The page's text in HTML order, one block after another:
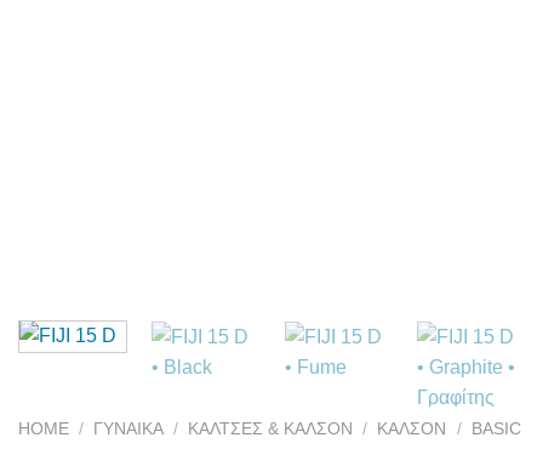
HOME / ΓΥΝΑΙΚΑ / ΚΆΛΤΣΕΣ & ΚΑΛΣΌΝ / ΚΑΛΣΌΝ / BASIC